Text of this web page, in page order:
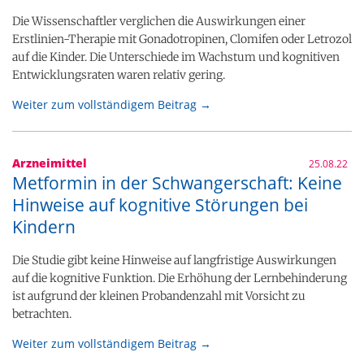
Die Wissenschaftler verglichen die Auswirkungen einer
Erstlinien-Therapie mit Gonadotropinen, Clomifen oder Letrozol
auf die Kinder. Die Unterschiede im Wachstum und kognitiven
Entwicklungsraten waren relativ gering.
Weiter zum vollständigem Beitrag →
Arzneimittel 25.08.22
Metformin in der Schwangerschaft: Keine
Hinweise auf kognitive Störungen bei
Kindern
Die Studie gibt keine Hinweise auf langfristige Auswirkungen
auf die kognitive Funktion. Die Erhöhung der Lernbehinderung
ist aufgrund der kleinen Probandenzahl mit Vorsicht zu
betrachten.
Weiter zum vollständigem Beitrag →